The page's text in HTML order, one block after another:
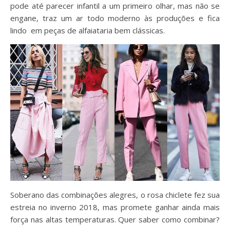
pode até parecer infantil a um primeiro olhar, mas não se
engane, traz um ar todo moderno às produções e fica
lindo em peças de alfaiataria bem clássicas.
Soberano das combinações alegres, o rosa chiclete fez sua
estreia no inverno 2018, mas promete ganhar ainda mais
força nas altas temperaturas.Quer saber como combinar?